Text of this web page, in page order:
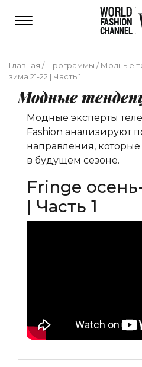
Главная /Программы /Модные
зима 21-22 | Часть 1
Модные
Модные эксперты
Fashion анализируют
направления,
в будущем сезоне.
Fringe
| Часть 1